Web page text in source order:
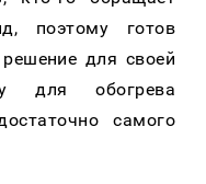
поэтому готов
для своей
для обогрева
самого